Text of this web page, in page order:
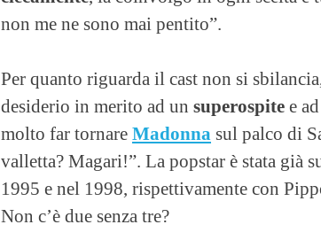
non me ne sono mai pentito”.
Per quanto riguarda il cast non si
desiderio in merito ad un superospite e
molto far tornare Madonna sul palco di
valletta? Magari!”. La popstar è stata già
1995 e nel 1998, rispettivamente con
Non c’è due senza tre?